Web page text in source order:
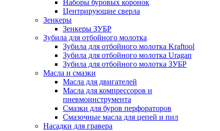
Наборы буровых коронок
Центрирующие сверла
Зенкеры
Зенкеры ЗУБР
Зубила для отбойного молотка
Зубила для отбойного молотка Kraftool
Зубила для отбойного молотка Uragan
Зубила для отбойного молотка ЗУБР
Масла и смазки
Масла для двигателей
Масла для компрессоров и
пневмоинструмента
Смазки для буров перфораторов
Смазочные масла для цепей и пил
Насадки для гравера